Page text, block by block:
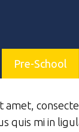
Pre-School
amet,
quis mi in